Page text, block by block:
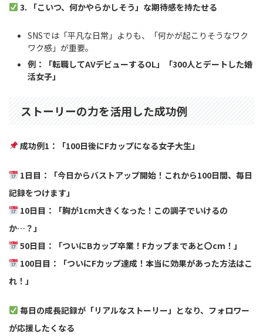
3. 「こいつ、何かやらかしそう」な期待感を持たせる
SNSでは「平凡な日常」よりも、「何かが起こりそうなワク
ワク感」が重要。
例：「転職してAVデビューするOL」「300人とデートした婚
活女子」
ストーリーの力を活用した成功例
成功例1：「100日後にFカップになる女子大生」
1日目：「今日からバストアップ開始！これから100日間、毎日
記録をつけます」
10日目：「胸が1cm大きくなった！この調子でいけるの
か…？」
50日目：「ついにBカップ卒業！Fカップまであと〇cm！」
100日目：「ついにFカップ達成！本当に効果があった方法はこ
れ！」
毎日の成長記録が「リアルなストーリー」となり、フォロワー
が応援したくなる